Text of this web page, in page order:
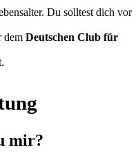
Du solltest dich vor
dem Deutschen Club für
mir?